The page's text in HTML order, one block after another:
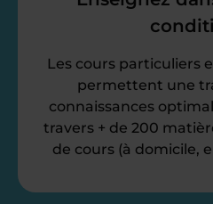
Les cours particuliers
permettent une
connaissances
travers + de 200
de cours (à domicile,